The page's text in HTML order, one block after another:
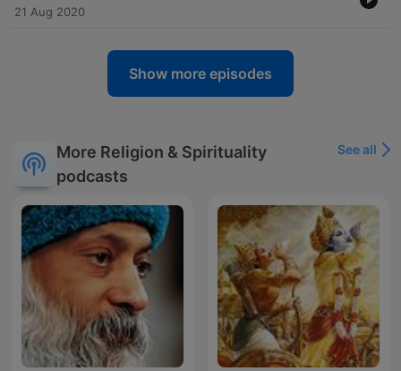
21 Aug 2020
Show more episodes
More Religion & Spirituality
podcasts
See all